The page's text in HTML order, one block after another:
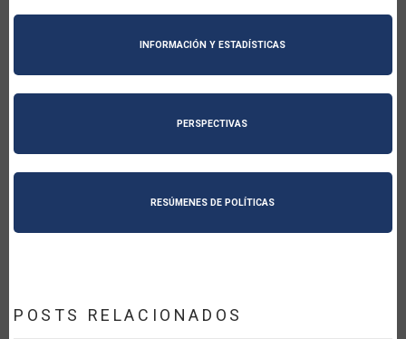
INFORMACIÓN Y ESTADÍSTICAS
PERSPECTIVAS
RESÚMENES DE POLÍTICAS
POSTS RELACIONADOS